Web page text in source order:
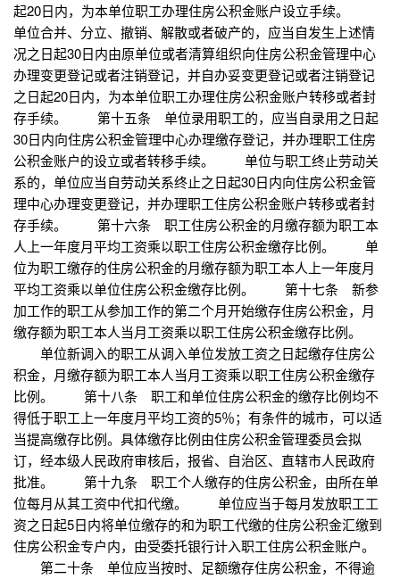
起20日内，为本单位职工办理住房公积金账户设立手续。
单位合并、分立、撤销、解散或者破产的，应当自发生上述情
况之日起30日内由原单位或者清算组织向住房公积金管理中心
办理变更登记或者注销登记，并自办妥变更登记或者注销登记
之日起20日内，为本单位职工办理住房公积金账户转移或者封
存手续。 第十五条 单位录用职工的，应当自录用之日起
30日内向住房公积金管理中心办理缴存登记，并办理职工住房
公积金账户的设立或者转移手续。 单位与职工终止劳动关
系的，单位应当自劳动关系终止之日起30日内向住房公积金管
理中心办理变更登记，并办理职工住房公积金账户转移或者封
存手续。 第十六条 职工住房公积金的月缴存额为职工本
人上一年度月平均工资乘以职工住房公积金缴存比例。 单
位为职工缴存的住房公积金的月缴存额为职工本人上一年度月
平均工资乘以单位住房公积金缴存比例。 第十七条 新参
加工作的职工从参加工作的第二个月开始缴存住房公积金，月
缴存额为职工本人当月工资乘以职工住房公积金缴存比例。
单位新调入的职工从调入单位发放工资之日起缴存住房公
积金，月缴存额为职工本人当月工资乘以职工住房公积金缴存
比例。 第十八条 职工和单位住房公积金的缴存比例均不
得低于职工上一年度月平均工资的5％；有条件的城市，可以适
当提高缴存比例。具体缴存比例由住房公积金管理委员会拟
订，经本级人民政府审核后，报省、自治区、直辖市人民政府
批准。 第十九条 职工个人缴存的住房公积金，由所在单
位每月从其工资中代扣代缴。 单位应当于每月发放职工工
资之日起5日内将单位缴存的和为职工代缴的住房公积金汇缴到
住房公积金专户内，由受委托银行计入职工住房公积金账户。
第二十条 单位应当按时、足额缴存住房公积金，不得逾